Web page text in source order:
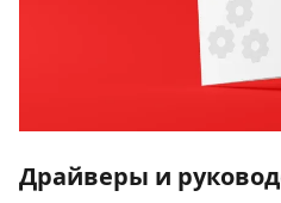
Драйверы и